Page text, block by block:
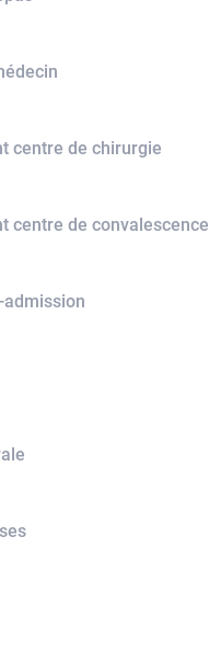
centre de chirurgie
centre de convalescence
admission